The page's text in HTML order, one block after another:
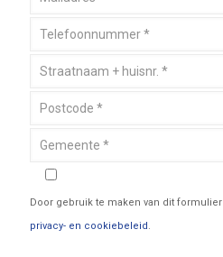
Door gebruik te maken van dit
privacy- en cookiebeleid.